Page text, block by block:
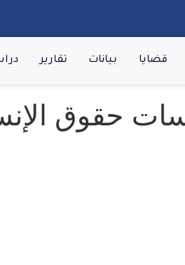
قضايا بيانات تقارير
حقوق